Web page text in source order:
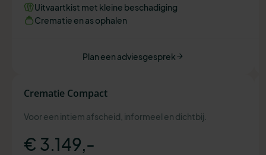
Uitvaartkist met kleine beschadiging
Crematie en as ophalen
Plan een adviesgesprek
Crematie Compact
Voor een intiem afscheid, informeel en dichtbij.
€ 3.149,-